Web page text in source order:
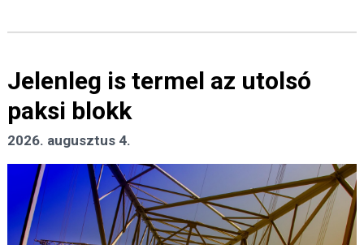
Jelenleg is termel az utolsó
paksi blokk
2026. augusztus 4.